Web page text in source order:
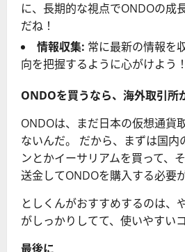
に、長期的な視点でONDOの成
だね！
情報収集: 常に最新の情報を
向を把握するように心がけよう！
ONDOを買うなら、海外取引所
ONDOは、まだ日本の仮想通貨
ないんだ。 だから、まずは国内
ンとかイーサリアムを買って、
送金してONDOを購入する必要
としくんがおすすめするのは、
がしっかりしてて、使いやすい
最後に